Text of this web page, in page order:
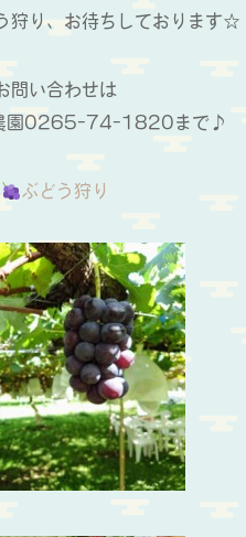
狩り、お待ちしております☆
問い合わせは
農園0265-74-1820まで♪
ぶどう狩り